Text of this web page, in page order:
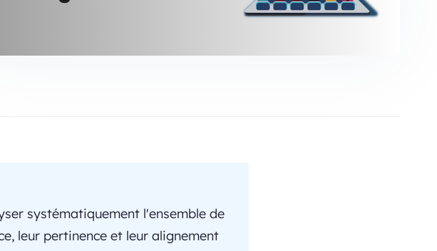
systématiquement l'ensemble de
leur pertinence et leur alignement